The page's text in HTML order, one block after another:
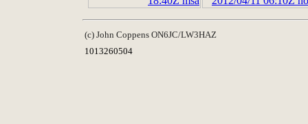
(c) John Coppens ON6JC/LW3HAZ
1013260504